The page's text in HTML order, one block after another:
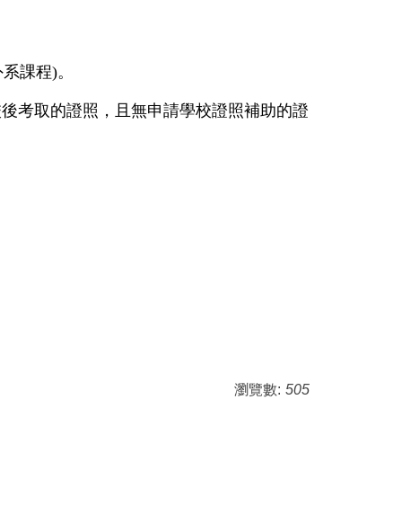
課程)。
考取的證照，且無申請學校證照補助的證
瀏覽數: 505